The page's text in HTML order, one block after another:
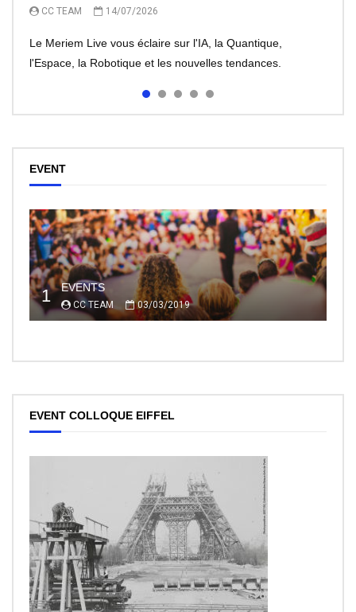
CC TEAM 14/07/2026
Le Meriem Live vous éclaire sur l'IA, la Quantique,
l'Espace, la Robotique et les nouvelles tendances.
CC TEAM 13/07/2026
CC TEAM 07/07/2026
EVENT
1 EVENTS
CC TEAM 03/03/2019
EVENT COLLOQUE EIFFEL